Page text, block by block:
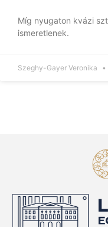
Míg nyugaton kvázi
ismeretlenek.
Szeghy-Gayer Veronika